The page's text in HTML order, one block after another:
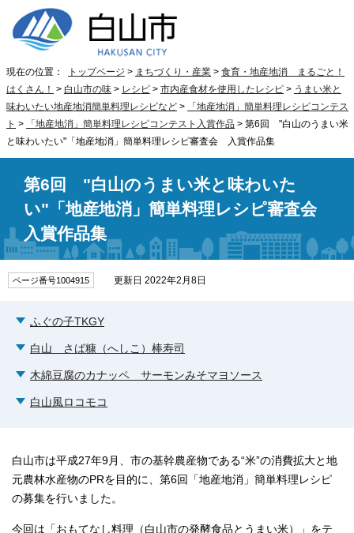
現在の位置： トップページ > まちづくり・産業 > 食育・地産地消 まるごと！
はくさん！ > 白山市の味 > レシピ > 市内産食材を使用したレシピ > うまい米と
味わいたい地産地消簡単料理レシピなど >
「地産地消」簡単料理レシピコンテス
ト > 「地産地消」簡単料理レシピコンテスト入賞作品 > 第6回 "白山のうまい米
と味わいたい"「地産地消」簡単料理レシピ審査会 入賞作品集
第6回 "白山のうまい米と味わいた
い"「地産地消」簡単料理レシピ審査会
入賞作品集
ページ番号1004915 更新日 2022年2月8日
ふぐの子TKGY
白山 さば糠（へしこ）棒寿司
木綿豆腐のカナッペ サーモンみそマヨソース
白山風ロコモコ
白山市は平成27年9月、市の基幹農産物である“米”の消費拡大と地
元農林水産物のPRを目的に、第6回「地産地消」簡単料理レシピ
の募集を行いました。
今回は「おもてなし料理（白山市の発酵食品とうまい米）」をテ